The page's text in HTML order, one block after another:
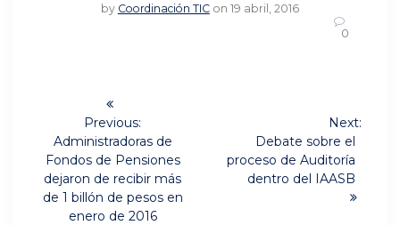
by Coordinación TIC on 19 abril, 2016
0
Navegación
entradas
Previous:
Previous
post:
Administradoras de
Fondos de Pensiones
dejaron de recibir más
de 1 billón de pesos en
enero de 2016
Next:
post:
Debate sobre el
proceso de Auditoría
dentro del IAASB